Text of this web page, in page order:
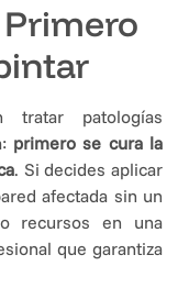
tratar patologías
primero se cura la
. Si decides aplicar
afectada sin un
recursos en una
que garantiza